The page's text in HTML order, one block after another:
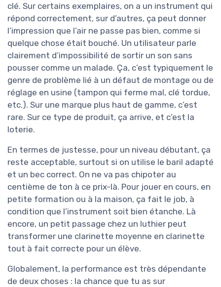
clé. Sur certains exemplaires, on a un instrument qui
répond correctement, sur d’autres, ça peut donner
l’impression que l’air ne passe pas bien, comme si
quelque chose était bouché. Un utilisateur parle
clairement d’impossibilité de sortir un son sans
pousser comme un malade. Ça, c’est typiquement le
genre de problème lié à un défaut de montage ou de
réglage en usine (tampon qui ferme mal, clé tordue,
etc.). Sur une marque plus haut de gamme, c’est
rare. Sur ce type de produit, ça arrive, et c’est la
loterie.
En termes de justesse, pour un niveau débutant, ça
reste acceptable, surtout si on utilise le baril adapté
et un bec correct. On ne va pas chipoter au
centième de ton à ce prix-là. Pour jouer en cours, en
petite formation ou à la maison, ça fait le job, à
condition que l’instrument soit bien étanche. Là
encore, un petit passage chez un luthier peut
transformer une clarinette moyenne en clarinette
tout à fait correcte pour un élève.
Globalement, la performance est très dépendante
de deux choses : la chance que tu as sur